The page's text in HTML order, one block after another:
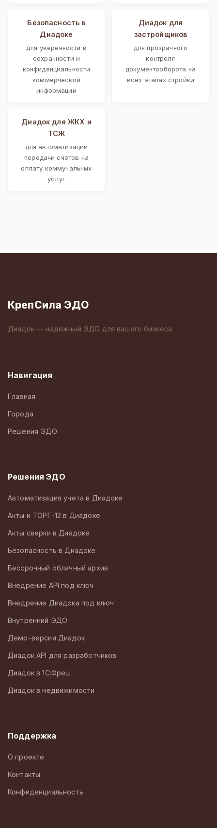
Безопасность в
Диадоке
для уверенности в
сохранности и
конфиденциальности
коммерческой
информации
Диадок для
застройщиков
для прозрачного
контроля
документооборота на
всех этапах стройки
Диадок для ЖКХ и
ТСЖ
для автоматизации
передачи счетов на
оплату коммунальных
услуг
КрепСила ЭДО
Диадок — надёжный ЭДО для вашего бизнеса
Навигация
Главная
Города
Решения ЭДО
Решения ЭДО
Автоматизация учета в Диадоке
Акты и ТОРГ-12 в Диадоке
Акты сверки в Диадоке
Безопасность в Диадоке
Бессрочный облачный архив
Внедрение API под ключ
Внедрение Диадока под ключ
Внутренний ЭДО
Демо-версия Диадок
Диадок API для разработчиков
Диадок в 1С:Фреш
Диадок в недвижимости
Поддержка
О проекте
Контакты
Конфиденциальность